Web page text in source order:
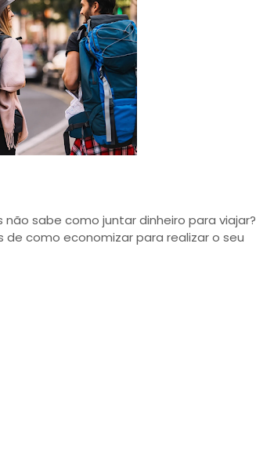
sabe como juntar dinheiro para viajar?
como economizar para realizar o seu